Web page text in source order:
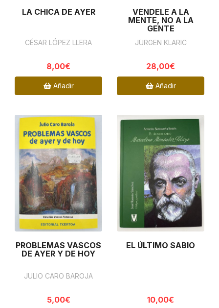
LA CHICA DE AYER
CÉSAR LÓPEZ LLERA
8,00€
Añadir
VÉNDELE A LA
MENTE, NO A LA
GENTE
JÜRGEN KLARIC
28,00€
Añadir
PROBLEMAS VASCOS
DE AYER Y DE HOY
JULIO CARO BAROJA
5,00€
EL ÚLTIMO SABIO
10,00€